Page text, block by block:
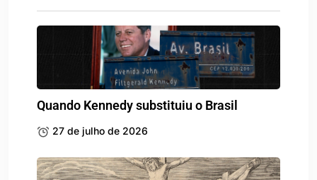
Quando Kennedy substituiu o Brasil
27 de julho de 2026